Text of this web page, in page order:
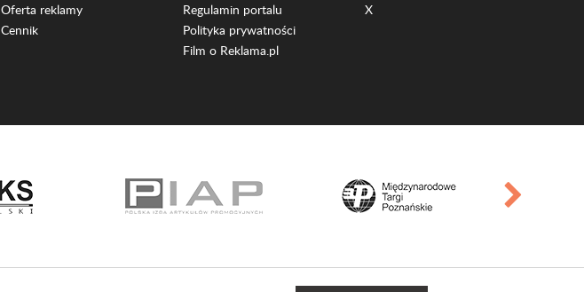
Oferta reklamy
Cennik
Regulamin portalu
Polityka prywatności
Film o Reklama.pl
X